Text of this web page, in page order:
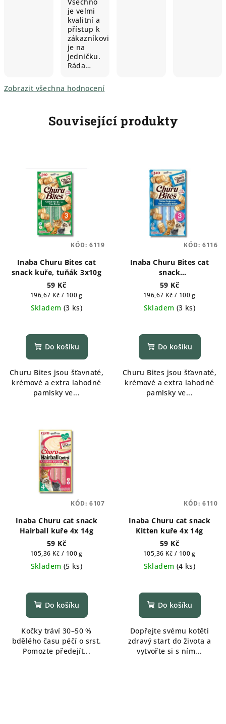
je velmi
kvalitní a
přístup k
zákazníkovi
je na
jedničku.
Ráda…
Zobrazit všechna hodnocení
Související produkty
Inaba Churu Bites cat
snack kuře, tuňák 3x10g
59 Kč
Měrná
cena:
196,67 Kč / 100 g
Skladem (3 ks)
Do košíku
Churu Bites jsou šťavnaté,
krémové a extra lahodné
pamlsky ve...
KÓD: 6119
Inaba Churu Bites cat
snack
kuře,tuňák,hřebenatka
3x10g
59 Kč
Měrná
cena:
196,67 Kč / 100 g
Skladem (3 ks)
Do košíku
Churu Bites jsou šťavnaté,
krémové a extra lahodné
pamlsky ve...
KÓD: 6116
Inaba Churu cat snack
Hairball kuře 4x 14g
59 Kč
Měrná
cena:
105,36 Kč / 100 g
Skladem (5 ks)
Do košíku
Kočky tráví 30–50 %
bdělého času péčí o srst.
Pomozte předejít...
KÓD: 6107
Inaba Churu cat snack
Kitten kuře 4x 14g
59 Kč
Měrná
cena:
105,36 Kč / 100 g
Skladem (4 ks)
Do košíku
Dopřejte svému kotěti
zdravý start do života a
vytvořte si s ním...
KÓD: 6110